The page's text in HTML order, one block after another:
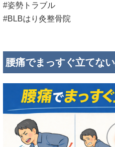
#姿勢トラブル
#BLBはり灸整骨院
腰痛でまっすぐ立てな